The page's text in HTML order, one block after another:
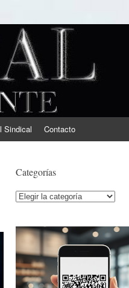
Sindical Contacto
Categorías
Categorías